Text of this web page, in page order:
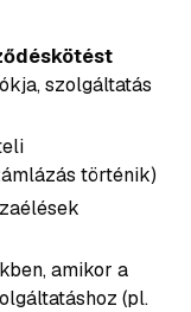
szolgáltatás
történik)
amikor a
(pl.